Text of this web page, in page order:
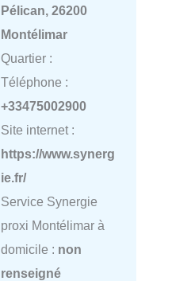
Pélican, 26200
Montélimar
Quartier :
Téléphone :
+33475002900
Site internet :
https://www.synerg
ie.fr/
Service Synergie
proxi Montélimar à
domicile : non
renseigné